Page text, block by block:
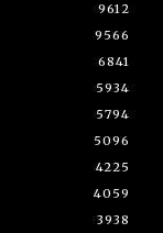
9612
9566
6841
5934
5794
5096
4225
4059
3938